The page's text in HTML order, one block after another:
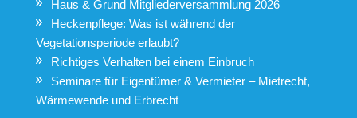
Haus & Grund Mitgliederversammlung 2026
Heckenpflege: Was ist während der
Vegetationsperiode erlaubt?
Richtiges Verhalten bei einem Einbruch
Seminare für Eigentümer & Vermieter – Mietrecht,
Wärmewende und Erbrecht